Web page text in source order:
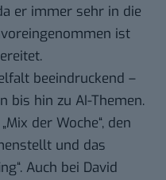
er immer sehr in die
ist
beeindruckend –
bis hin zu AI-Themen.
der Woche“, den
und das
Auch bei David